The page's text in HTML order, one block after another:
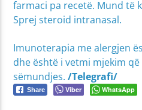
farmaci pa recetë. Mund të
Sprej steroid intranasal.
Imunoterapia me alergjen
dhe është i vetmi mjekim
sëmundjes. /Telegrafi/
Share Viber WhatsApp